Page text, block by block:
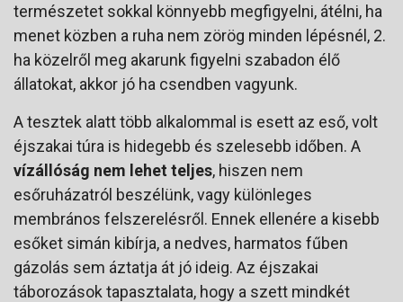
természetet sokkal könnyebb megfigyelni, átélni, ha
menet közben a ruha nem zörög minden lépésnél, 2.
ha közelről meg akarunk figyelni szabadon élő
állatokat, akkor jó ha csendben vagyunk.
A tesztek alatt több alkalommal is esett az eső, volt
éjszakai túra is hidegebb és szelesebb időben. A
vízállóság nem lehet teljes, hiszen nem
esőruházatról beszélünk, vagy különleges
membrános felszerelésről. Ennek ellenére a kisebb
esőket simán kibírja, a nedves, harmatos fűben
gázolás sem áztatja át jó ideig. Az éjszakai
táborozások tapasztalata, hogy a szett mindkét